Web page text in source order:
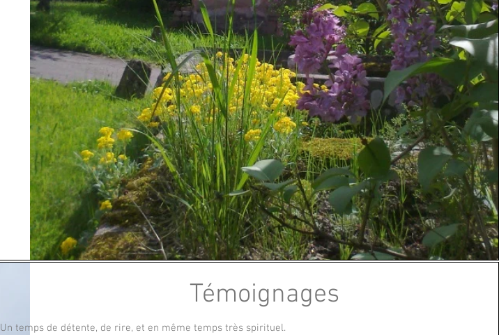
Témoignages
Un temps de détente, de rire, et en même temps très spirituel.